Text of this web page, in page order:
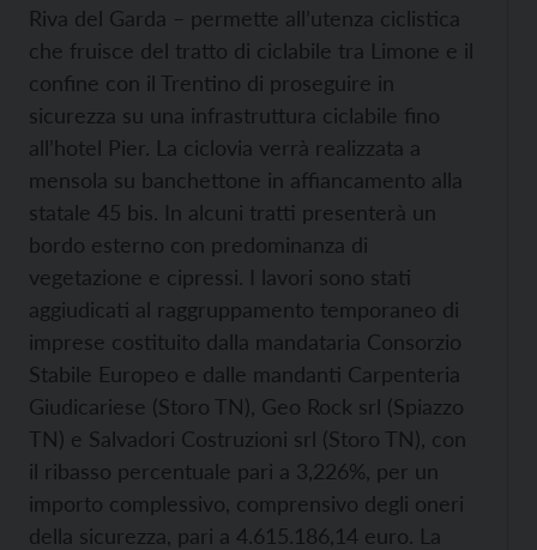
Riva del Garda – permette all’utenza ciclistica
che fruisce del tratto di ciclabile tra Limone e il
confine con il Trentino di proseguire in
sicurezza su una infrastruttura ciclabile fino
all’hotel Pier. La ciclovia verrà realizzata a
mensola su banchettone in affiancamento alla
statale 45 bis. In alcuni tratti presenterà un
bordo esterno con predominanza di
vegetazione e cipressi. I lavori sono stati
aggiudicati al raggruppamento temporaneo di
imprese costituito dalla mandataria Consorzio
Stabile Europeo e dalle mandanti Carpenteria
Giudicariese (Storo TN), Geo Rock srl (Spiazzo
TN) e Salvadori Costruzioni srl (Storo TN), con
il ribasso percentuale pari a 3,226%, per un
importo complessivo, comprensivo degli oneri
della sicurezza, pari a 4.615.186,14 euro. La